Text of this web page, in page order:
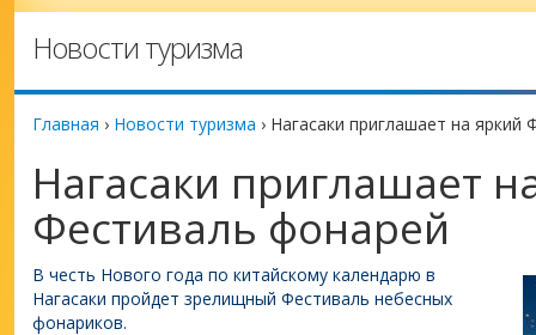
Новости туризма
Главная › Новости туризма › Нагасаки приглашает на яркий
Нагасаки приглашает
Фестиваль фонарей
В честь Нового года по китайскому календарю в
Нагасаки пройдет зрелищный Фестиваль небесных
фонариков.